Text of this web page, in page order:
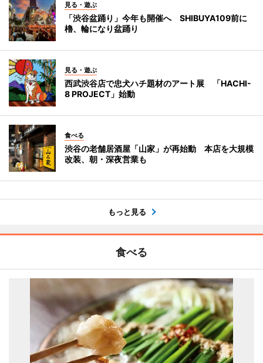
見る・遊ぶ
「渋谷盆踊り」今年も開催へ SHIBUYA109前に
櫓、輪になり盆踊り
見る・遊ぶ
西武渋谷店で忠犬ハチ題材のアート展 「HACHI-
8 PROJECT」始動
食べる
渋谷の老舗居酒屋「山家」が再始動 本店を大規模
改装、朝・深夜営業も
もっと見る
食べる